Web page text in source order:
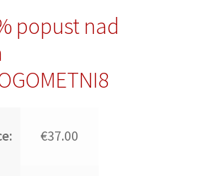
popust nad
€37.00